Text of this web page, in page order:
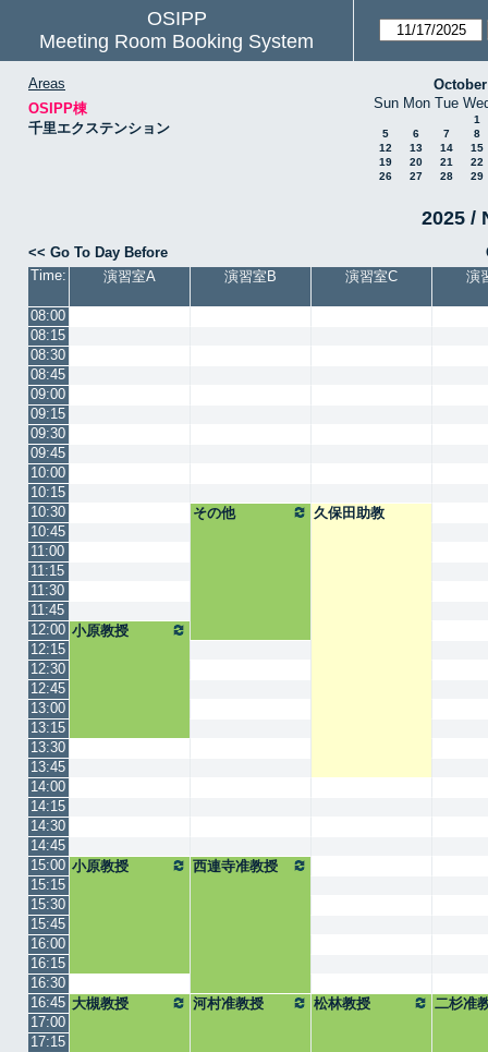
OSIPP
Meeting Room Booking System
Areas
OSIPP棟
千里エクステンション
Sun Mon Tue
1
5
6 7
8
12
13 14
15
19
20 21
22
26
27 28 29
2025 /
<< Go To Day Before
Time:
演習室A 演習室B 演習室C 演
08:00
08:15
08:30
08:45
09:00
09:15
09:30
09:45
10:00
10:15
10:30
その他
久保田助教
10:45
11:00
11:15
11:30
11:45
12:00 小原教授
12:15
12:30
12:45
13:00
13:15
13:30
13:45
14:00
14:15
14:30
14:45
15:00 小原教授
西連寺准教授
15:15
15:30
15:45
16:00
16:15
16:30
16:45 大槻教授 河村准教授 松林教授
二杉准
17:00
17:15